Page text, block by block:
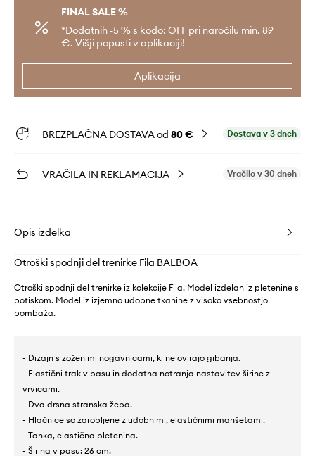
FINAL SALE %
*Dodatnih -5 % s kodo: OFF pri naročilu min. 89
€. Višji popusti v aplikaciji!
Aplikacija
BREZPLAČNA DOSTAVA od 80 € Dostava v 3 dneh
VRAČILA IN REKLAMACIJA Vračilo v 30 dneh
Opis izdelka
Otroški spodnji del trenirke Fila BALBOA
Otroški spodnji del trenirke iz kolekcije Fila. Model izdelan iz pletenine s
potiskom. Model iz izjemno udobne tkanine z visoko vsebnostjo
bombaža.
- Dizajn s zoženimi nogavnicami, ki ne ovirajo gibanja.
- Elastični trak v pasu in dodatna notranja nastavitev širine z
vrvicami.
- Dva drsna stranska žepa.
- Hlačnice so zarobljene z udobnimi, elastičnimi manšetami.
- Tanka, elastična pletenina.
- Širina v pasu: 26 cm.